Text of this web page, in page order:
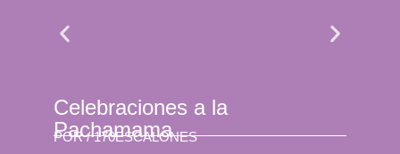
Celebraciones a la
Pachamama
POR /170ESCALONES